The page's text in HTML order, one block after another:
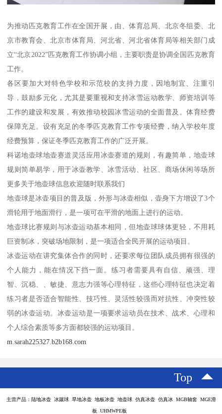
为推动匹克教育工作在全国开展，由、体育总局、北京冬组委、北
京市教育会、北京市体育局、河北省、河北省体育局等相关部门成
立“北京2022”匹克教育工作协调小组，主要职责是协调全国匹克教育
工作。
各区要加大对特色学校和示范校的支持力度，因地制宜、注重引
导，鼓励多元化，尤其是要重视和支持冰雪运动教学、师资培训等
工作的建设和发展，有效推动校园冰雪运动的全面普及。体育经费
保障充足。设有充足的冬季匹克教育工作专项经费，纳入学校年度
经费预算，保证冬季匹克教育工作的广泛开展。
科诺地壶球地壶赛道灵活应用冰壶赛道的规则，有趣简单，地壶球
规则简单易学，用于冰壶教学、冰雪活动、社区、商场休闲等场所
更多关于地壶球信息欢迎随时联系我们
地壶球是冰壶项目的普及版，外形与冰壶相似，壶身下方增设了3个
滑轮用于地面滑行，是一项可在平滑的地面上进行的运动。
地壶球比赛规则与冰壶运动基本相同，但地壶球球体更轻，不用耗
巨资制冰，突破场地限制，是一项适合全民开展的运动项目。
冰壶运动在讲究集体合作的同时，还要求每位团队成员拥有很强的
个人能力，能在情况下挡一面。练习者需要具有自信、顽强、理
智、沉稳、、敏捷、意志力强等心理特征，这些心理特征也决定着
练习者是否适合智能性、技巧性、灵活性较强而对抗性、冲突性较
弱的冰壶运动。冰壶运动是一项要求运动员在技术、战术、心理和
个人综合素质等多方面都较强的运动项目。
m.sarah225327.b2b168.com
Top
主营产品：陆地冰壶 冰蹴球 旱地冰壶 地板冰壶 地壶球 仿真冰壶 仿真冰 MGB轴套 MGE滑
板 UHMWPE板